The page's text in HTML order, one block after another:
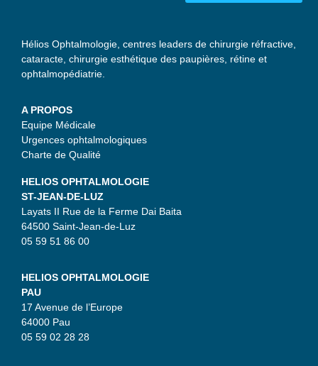
Hélios Ophtalmologie, centres leaders de chirurgie réfractive,
cataracte, chirurgie esthétique des paupières, rétine et
ophtalmopédiatrie.
A PROPOS
Equipe Médicale
Urgences ophtalmologiques
Charte de Qualité
HELIOS OPHTALMOLOGIE
ST-JEAN-DE-LUZ
Layats II Rue de la Ferme Dai Baita
64500 Saint-Jean-de-Luz
05 59 51 86 00
HELIOS OPHTALMOLOGIE
PAU
17 Avenue de l’Europe
64000 Pau
05 59 02 28 28